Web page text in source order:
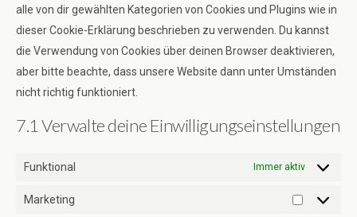
alle von dir gewählten Kategorien von Cookies und Plugins wie in
dieser Cookie-Erklärung beschrieben zu verwenden. Du kannst
die Verwendung von Cookies über deinen Browser deaktivieren,
aber bitte beachte, dass unsere Website dann unter Umständen
nicht richtig funktioniert.
7.1 Verwalte deine Einwilligungseinstellungen
Funktional Immer aktiv
Marketing